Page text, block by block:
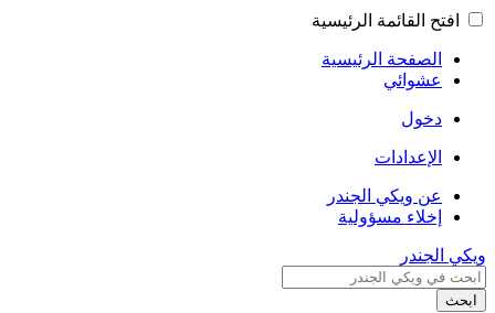
افتح القائمة الرئيسية
الصفحة الرئيسية
عشوائي
دخول
الإعدادات
عن ويكي الجندر
إخلاء مسؤولية
ويكي الجندر
ابحث